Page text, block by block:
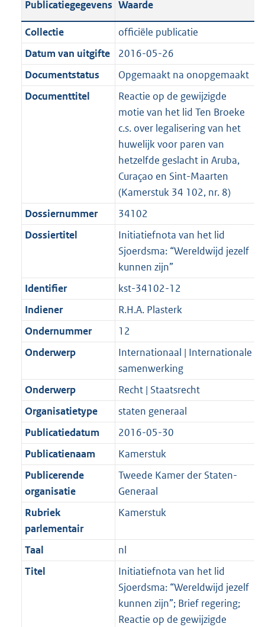
i
e
i
n
f
4
K
b
t
i
e
i
n
:
0
K
b
a
t
i
e
i
t
e
1
0
K
c
a
t
i
e
a
t
t
:
9
K
a
n
d
s
g
r
o
o
t
e
2
b
a
n
d
s
g
o
o
t
t
e
:
K
b
Publicatiegegevens Waarde
Collectie
officiële publicatie
Datum van uitgifte
2016-05-26
Documentstatus
Opgemaakt na onopgemaakt
Documenttitel
Reactie op de gewijzigde
motie van het lid Ten Broeke
c.s. over legalisering van het
huwelijk voor paren van
hetzelfde geslacht in Aruba,
Curaçao en Sint-Maarten
(Kamerstuk 34 102, nr. 8)
Dossiernummer
34102
Dossiertitel
Initiatiefnota van het lid
Sjoerdsma: “Wereldwijd jezelf
kunnen zijn”
Identifier
kst-34102-12
Indiener
R.H.A. Plasterk
Ondernummer
12
Onderwerp
Internationaal | Internationale
samenwerking
Onderwerp
Recht | Staatsrecht
Organisatietype
staten generaal
Publicatiedatum
2016-05-30
Publicatienaam
Kamerstuk
Publicerende
organisatie
Tweede Kamer der Staten-
Generaal
Rubriek
parlementair
Kamerstuk
Taal
nl
Titel
Initiatiefnota van het lid
Sjoerdsma: “Wereldwijd jezelf
kunnen zijn”; Brief regering;
Reactie op de gewijzigde